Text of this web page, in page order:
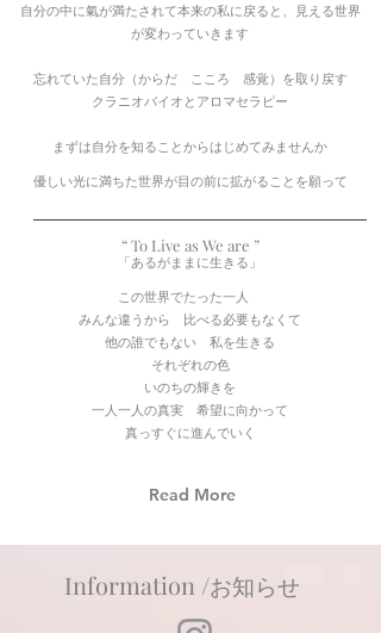
​自分の中に氣が満たされて本来の私に戻ると、見える世界
が変わっていきます
忘れていた自分（からだ こころ 感覚）を取り戻す
クラニオバイオとアロマセラピー
まずは自分を知ることからはじめてみませんか
優しい​光に満ちた世界が目の前に拡がることを願って
“ To Live as We are ”
「あるがままに生きる」
この世界でたった一人
みんな違うから 比べる必要もなくて
他の誰でもない 私を生きる
それぞれの色
いのちの輝きを
​一人一人の真実 希望に向かって​
真っすぐに進んでいく
Read More
Information /お知らせ